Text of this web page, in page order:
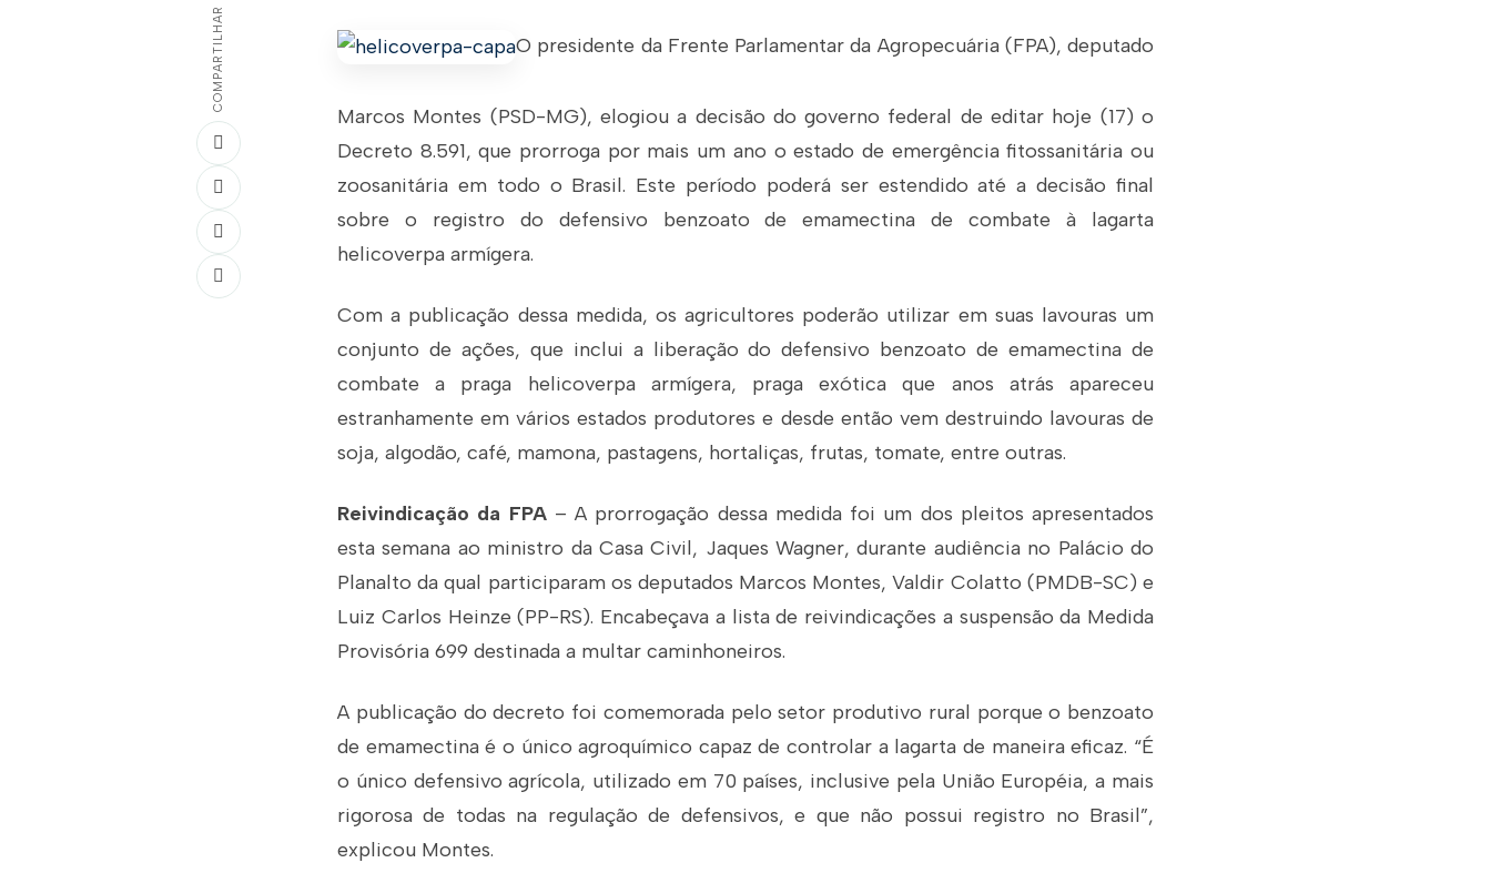
COMPARTILHAR O presidente da Frente Parlamentar da Agropecuária (FPA), deputado
Marcos Montes (PSD-MG), elogiou a decisão do governo federal de editar hoje (17) o
Decreto 8.591, que prorroga por mais um ano o estado de emergência fitossanitária ou
zoosanitária em todo o Brasil. Este período poderá ser estendido até a decisão final
sobre o registro do defensivo benzoato de emamectina de combate à lagarta
helicoverpa armígera.
Com a publicação dessa medida, os agricultores poderão utilizar em suas lavouras um
conjunto de ações, que inclui a liberação do defensivo benzoato de emamectina de
combate a praga helicoverpa armígera, praga exótica que anos atrás apareceu
estranhamente em vários estados produtores e desde então vem destruindo lavouras de
soja, algodão, café, mamona, pastagens, hortaliças, frutas, tomate, entre outras.
Reivindicação da FPA– A prorrogação dessa medida foi um dos pleitos apresentados
esta semana ao ministro da Casa Civil, Jaques Wagner, durante audiência no Palácio do
Planalto da qual participaram os deputados Marcos Montes, Valdir Colatto (PMDB-SC) e
Luiz Carlos Heinze (PP-RS). Encabeçava a lista de reivindicações a suspensão da Medida
Provisória 699 destinada a multar caminhoneiros.
A publicação do decreto foi comemorada pelo setor produtivo rural porque o benzoato
de emamectina é o único agroquímico capaz de controlar a lagarta de maneira eficaz. “É
o único defensivo agrícola, utilizado em 70 países, inclusive pela União Européia, a mais
rigorosa de todas na regulação de defensivos, e que não possui registro no Brasil”,
explicou Montes.